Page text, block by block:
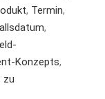
, Termin,
,
Konzepts,
zu